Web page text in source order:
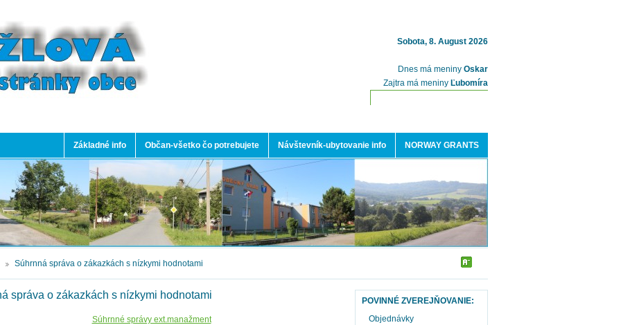
Sobota, 8. August 2026
Dnes má meniny Oskar
Zajtra má meniny Ľubomíra
Základné info Občan-všetko čo potrebujete Návštevník-ubytovanie info NORWAY GRANTS
Súhrnná správa o zákazkách s nízkymi hodnotami
správa o zákazkách s nízkymi hodnotami
Súhrnné správy ext.manažment
POVINNÉ ZVEREJŇOVANIE:
Objednávky